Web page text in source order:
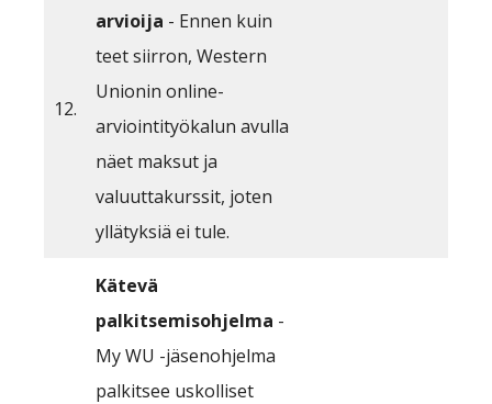
12.
arvioija - Ennen kuin
teet siirron, Western
Unionin online-
arviointityökalun avulla
näet maksut ja
valuuttakurssit, joten
yllätyksiä ei tule.
Kätevä
palkitsemisohjelma -
My WU -jäsenohjelma
palkitsee uskolliset